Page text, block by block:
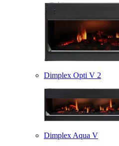
Dimplex Opti V 2
Dimplex Aqua V